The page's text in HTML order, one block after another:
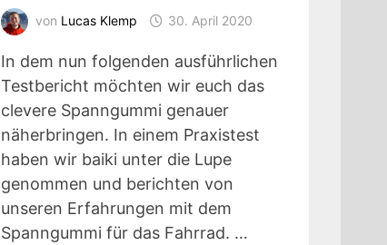
von Lucas Klemp 30. April 2020
In dem nun folgenden ausführlichen
Testbericht möchten wir euch das
clevere Spanngummi genauer
näherbringen. In einem Praxistest
haben wir baiki unter die Lupe
genommen und berichten von
unseren Erfahrungen mit dem
Spanngummi für das Fahrrad. …